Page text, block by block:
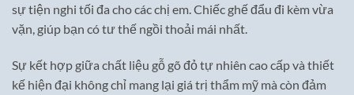
sự tiện nghi tối đa cho các chị em. Chiếc ghế đẩu đi kèm vừa
vặn, giúp bạn có tư thế ngồi thoải mái nhất.
Sự kết hợp giữa chất liệu gỗ gõ đỏ tự nhiên cao cấp và thiết
kế hiện đại không chỉ mang lại giá trị thẩm mỹ mà còn đảm